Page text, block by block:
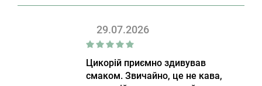
29.07.2026
Цикорій приємно здивував
смаком. Звичайно, це не кава,